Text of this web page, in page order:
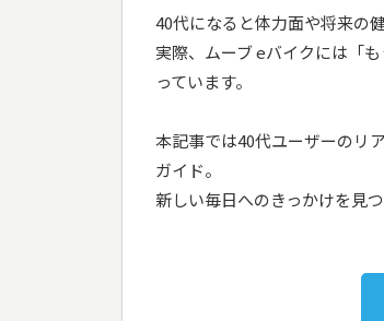
40代になると体力面や将来の
実際、ムーブ eバイクには「
っています。
本記事では40代ユーザーのリ
ガイド。
新しい毎日へのきっかけを見